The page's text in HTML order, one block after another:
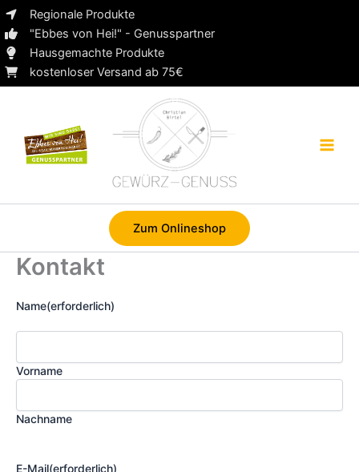
Zum
Inhalt
springen
Regionale Produkte
"Ebbes von Hei!" - Genusspartner
Hausgemachte Produkte
kostenloser Versand ab 75€
Zum Onlineshop
Kontakt
Name(erforderlich)
Vorname
Nachname
E-Mail(erforderlich)